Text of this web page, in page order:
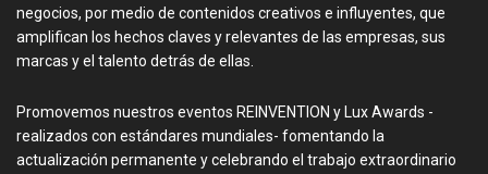
negocios, por medio de contenidos creativos e influyentes, que
amplifican los hechos claves y relevantes de las empresas, sus
marcas y el talento detrás de ellas.
Promovemos nuestros eventos REINVENTION y Lux Awards -
realizados con estándares mundiales- fomentando la
actualización permanente y celebrando el trabajo extraordinario